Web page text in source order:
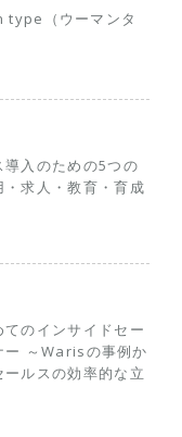
type（ウーマンタ
入のための5つの
求人・教育・育成
のインサイドセー
ー ～Warisの事例か
ルスの効率的な立